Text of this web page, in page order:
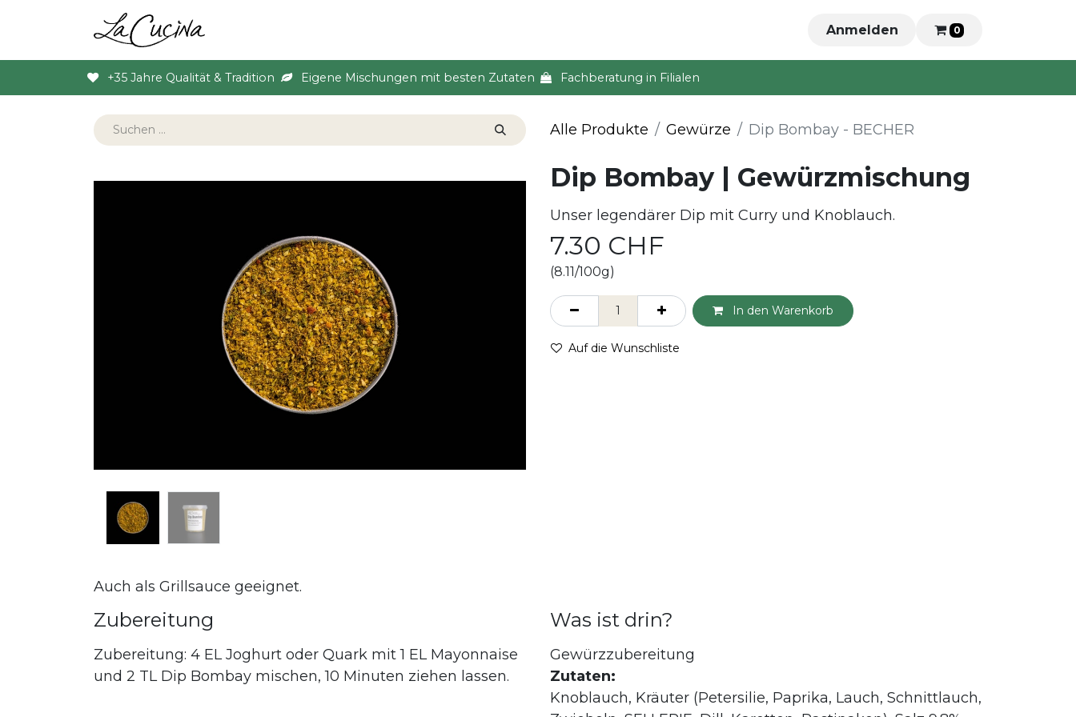
Anmelden 0
+35 Jahre Qualität & Tradition Eigene Mischungen mit besten Zutaten Fachberatung in Filialen
Alle Produkte Gewürze Dip Bombay - BECHER
Dip Bombay | Gewürzmischung
Unser legendärer Dip mit Curry und Knoblauch.
7.30 CHF
(8.11/100g)
In den Warenkorb
Auf die Wunschliste
Auch als Grillsauce geeignet.
Zubereitung
Zubereitung: 4 EL Joghurt oder Quark mit 1 EL Mayonnaise
und 2 TL Dip Bombay mischen, 10 Minuten ziehen lassen.
Was ist drin?
Gewürzzubereitung
Zutaten:
Knoblauch, Kräuter (Petersilie, Paprika, Lauch, Schnittlauch,